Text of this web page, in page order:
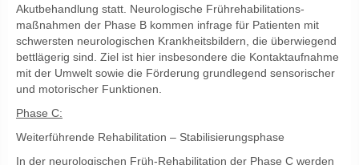
Akutbehandlung statt. Neurologische Frührehabilitations-
maßnahmen der Phase B kommen infrage für Patienten mit
schwersten neurologischen Krankheitsbildern, die überwiegend
bettlägerig sind. Ziel ist hier insbesondere die Kontaktaufnahme
mit der Umwelt sowie die Förderung grundlegend sensorischer
und motorischer Funktionen.
Phase C:
Weiterführende Rehabilitation – Stabilisierungsphase
In der neurologischen Früh-Rehabilitation der Phase C werden